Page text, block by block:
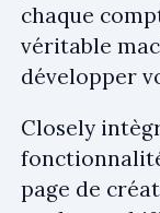
chaque
véritable
développer
Closely
page de